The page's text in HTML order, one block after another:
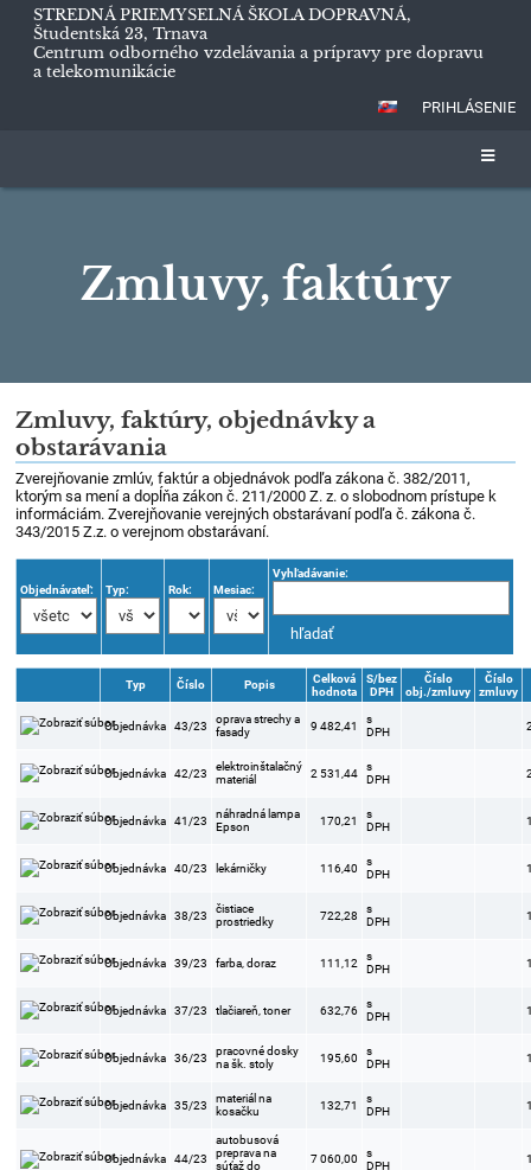
STREDNÁ PRIEMYSELNÁ ŠKOLA DOPRAVNÁ,
Študentská 23, Trnava
Centrum odborného vzdelávania a prípravy pre dopravu
a telekomunikácie
PRIHLÁSENIE
Zmluvy, faktúry
Zmluvy,
faktúry
Zmluvy, faktúry, objednávky a
obstarávania
Zverejňovanie zmlúv, faktúr a objednávok podľa zákona č. 382/2011,
ktorým sa mení a dopĺňa zákon č. 211/2000 Z. z. o slobodnom prístupe k
informáciám. Zverejňovanie verejných obstarávaní podľa č. zákona č.
343/2015 Z.z. o verejnom obstarávaní.
Objednávateľ: Typ: Rok: Mesiac:
Vyhľadávanie:
Typ Číslo Popis
Celková
hodnota
S/bez
DPH
Číslo
obj./zmluvy
Číslo
zmluvy
Objednávka 43/23
oprava strechy a
fasady
9 482,41
s
DPH
Objednávka 42/23
elektroinštalačný
materiál
2 531,44
s
DPH
Objednávka 41/23
náhradná lampa
Epson
170,21
s
DPH
Objednávka 40/23 lekárničky 116,40
s
DPH
Objednávka 38/23
čistiace
prostriedky
722,28
s
DPH
Objednávka 39/23 farba, doraz 111,12
s
DPH
Objednávka 37/23 tlačiareň, toner 632,76
s
DPH
Objednávka 36/23
pracovné dosky
na šk. stoly
195,60
s
DPH
Objednávka 35/23
materiál na
kosačku
132,71
s
DPH
Objednávka 44/23
autobusová
preprava na
súťaž do
7 060,00
s
DPH